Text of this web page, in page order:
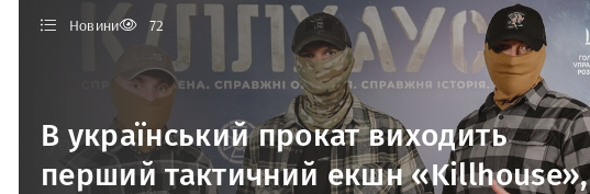
Новини 72
В український прокат виходить
перший тактичний екшн «Killhouse»,